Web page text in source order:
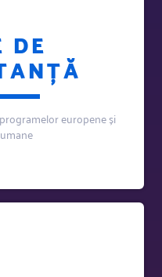
DE
europene și